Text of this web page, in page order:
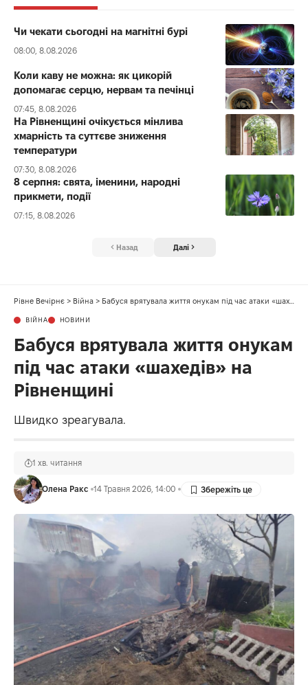
Чи чекати сьогодні на магнітні бурі
08:00, 8.08.2026
Коли каву не можна: як цикорій
допомагає серцю, нервам та печінці
07:45, 8.08.2026
На Рівненщині очікується мінлива
хмарність та суттєве зниження
температури
07:30, 8.08.2026
8 серпня: свята, іменини, народні
прикмети, події
07:15, 8.08.2026
Назад Далі
Рівне Вечірнє > Війна > Бабуся врятувала життя онукам під час атаки «шахедів» на Рівненщині
ВІЙНА НОВИНИ
Бабуся врятувала життя онукам
під час атаки «шахедів» на
Рівненщині
Швидко зреагувала.
Олена Ракс 14 Травня 2026, 14:00
1 хв. читання